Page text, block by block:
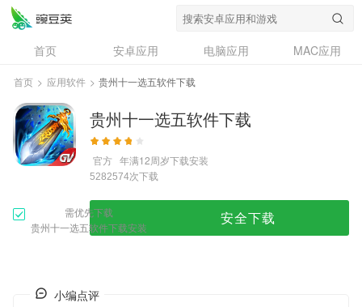
首页 安卓应用 电脑应用
MAC应用
资讯
专题
问答
首页 > 应用软件 > 贵州十一选五软件下载
贵州十一选五软件下载
官方 年满12周岁下载安装
5282574次下载
需优先下载
贵州十一选五软件下载安装
安全下载
小编点评